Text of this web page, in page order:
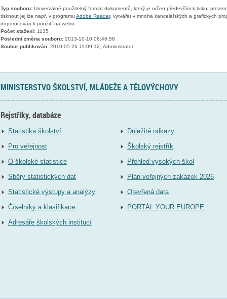
Typ souboru:Univerzálně použitelný formát dokumentů, který je určen především k tisku,
tisknout jej lze např. v programu Adobe Reader, vytvářet v mnoha kancelářských a grafických
doporučován k použití na webu.
Počet stažení:1135
Poslední změna souboru:2013-10-10 06:46:58
Soubor publikován:2010-05-26 11:09:12, Administrator
MINISTERSTVO ŠKOLSTVÍ, MLÁDEŽE A TĚLOVÝCHOVY
Rejstříky, databáze
Statistika školství
Pro veřejnost
O školské statistice
Sběry statistických dat
Statistické výstupy a analýzy
Číselníky a klasifikace
Adresáře školských institucí
Důležité odkazy
Školský rejstřík
Přehled vysokých škol
Plán veřejných zakázek 2026
Otevřená data
PORTÁL YOUR EUROPE